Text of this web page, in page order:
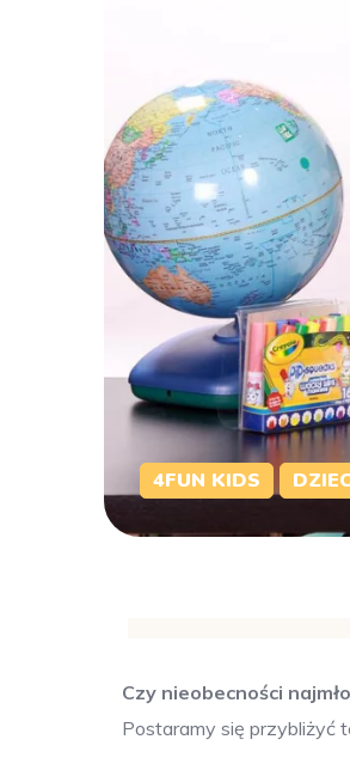
4FUN KIDS
Czy nieobecności
Postaramy się przybliżyć